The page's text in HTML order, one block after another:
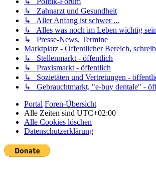
↳ Zahnarzt und Gesundheit
↳ Aller Anfang ist schwer ...
↳ Alles was noch im Leben wichtig
↳ Presse-News, Termine
Marktplatz - Öffentlicher Bereich,
↳ Stellenmarkt - öffentlich
↳ Praxismarkt - öffentlich
↳ Sozietäten und Vertretungen -
↳ Gebrauchtmarkt, "e-buy dentale" -
Portal Foren-Übersicht
Alle Zeiten sind UTC+02:00
Alle Cookies löschen
Datenschutzerklärung